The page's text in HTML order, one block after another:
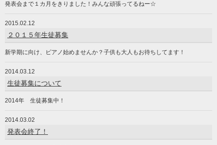
発表会まで１カ月をきりました！みんな頑張ってるねー☆
2015.02.12
２０１５年生徒募集
新学期に向け、ピアノ始めませんか？子供も大人もお待ちしてます！
2014.03.12
生徒募集について
2014年 生徒募集中！
2014.03.02
発表会終了！